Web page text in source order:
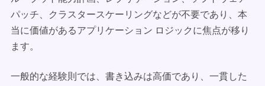
パッチ、クラスタースケーリングなどが不要であり、本
当に価値があるアプリケーション ロジックに焦点が移り
ます。
一般的な経験則では、書き込みは高価であり、一貫した